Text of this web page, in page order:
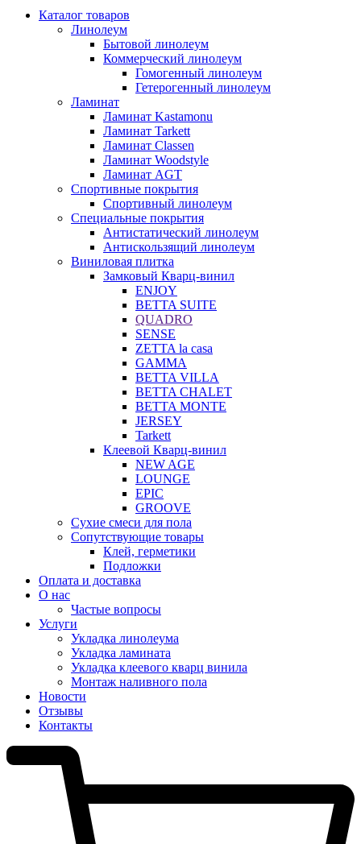
Каталог товаров
Линолеум
Бытовой линолеум
Коммерческий линолеум
Гомогенный линолеум
Гетерогенный линолеум
Ламинат
Ламинат Kastamonu
Ламинат Tarkett
Ламинат Classen
Ламинат Woodstyle
Ламинат AGT
Спортивные покрытия
Спортивный линолеум
Специальные покрытия
Антистатический линолеум
Антискользящий линолеум
Виниловая плитка
Замковый Кварц-винил
ENJOY
BETTA SUITE
QUADRO
SENSE
ZETTA la casa
GAMMA
BETTA VILLA
BETTA CHALET
BETTA MONTE
JERSEY
Tarkett
Клеевой Кварц-винил
NEW AGE
LOUNGE
EPIC
GROOVE
Сухие смеси для пола
Сопутствующие товары
Клей, герметики
Подложки
Оплата и доставка
О нас
Частые вопросы
Услуги
Укладка линолеума
Укладка ламината
Укладка клеевого кварц винила
Монтаж наливного пола
Новости
Отзывы
Контакты